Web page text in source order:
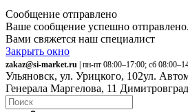
Сообщение отправлено
Ваше сообщение успешно
Вами свяжется наш специалист
Закрыть окно
zakaz@si-market.ru | пн-пт 08:00–17:00; сб
Ульяновск, ул. Урицкого, 102ул.
Генерала Маргелова, 11